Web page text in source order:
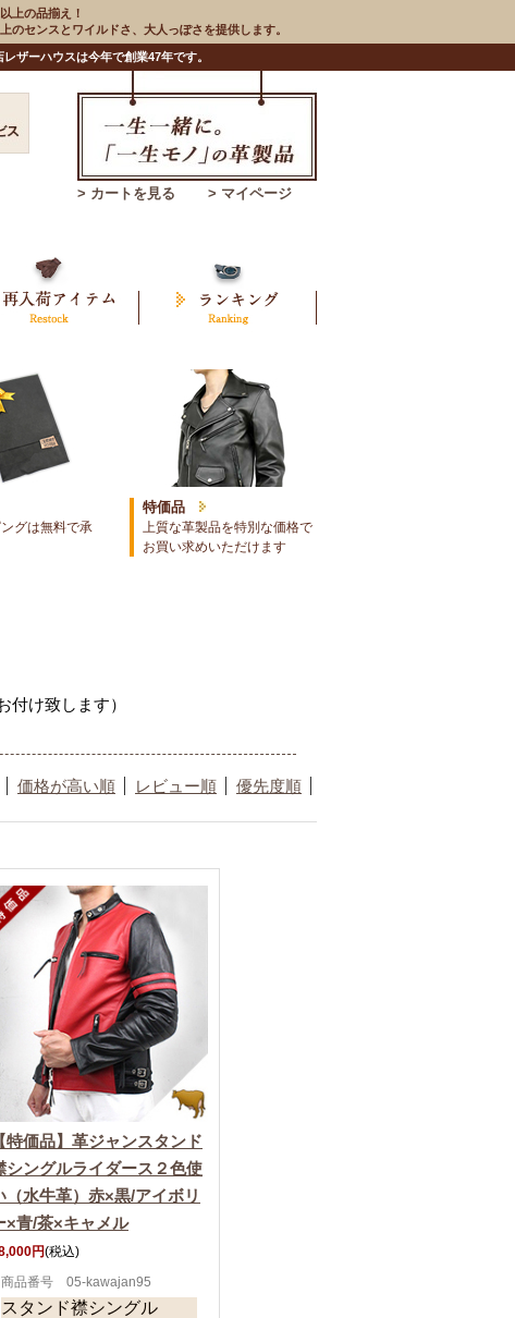
上の品揃え！
センスとワイルドさ、大人っぽさを提供します。
ザーハウスは今年で創業47年です。
> カートを見る > マイページ
グは無料で承
特価品
上質な革製品を特別な価格で
お買い求めいただけます
け致します）
価格が高い順 レビュー順 優先度順
【特価品】革ジャンスタンド
シングルライダース２色使
（水牛革）赤×黒/アイボリ
×青/茶×キャメル
円(税込)
商品番号 05-kawajan95
スタンド襟シングル